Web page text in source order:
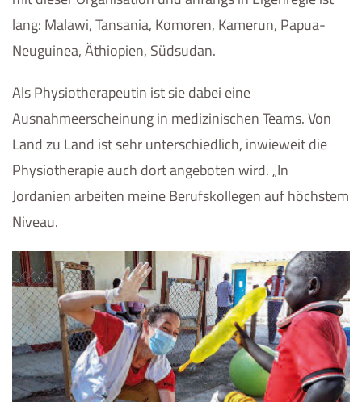
lang: Malawi, Tansania, Komoren, Kamerun, Papua-
Neuguinea, Äthiopien, Südsudan.
Als Physiotherapeutin ist sie dabei eine
Ausnahmeerscheinung in medizinischen Teams. Von
Land zu Land ist sehr unterschiedlich, inwieweit die
Physiotherapie auch dort angeboten wird. „In
Jordanien arbeiten meine Berufskollegen auf höchstem
Niveau.